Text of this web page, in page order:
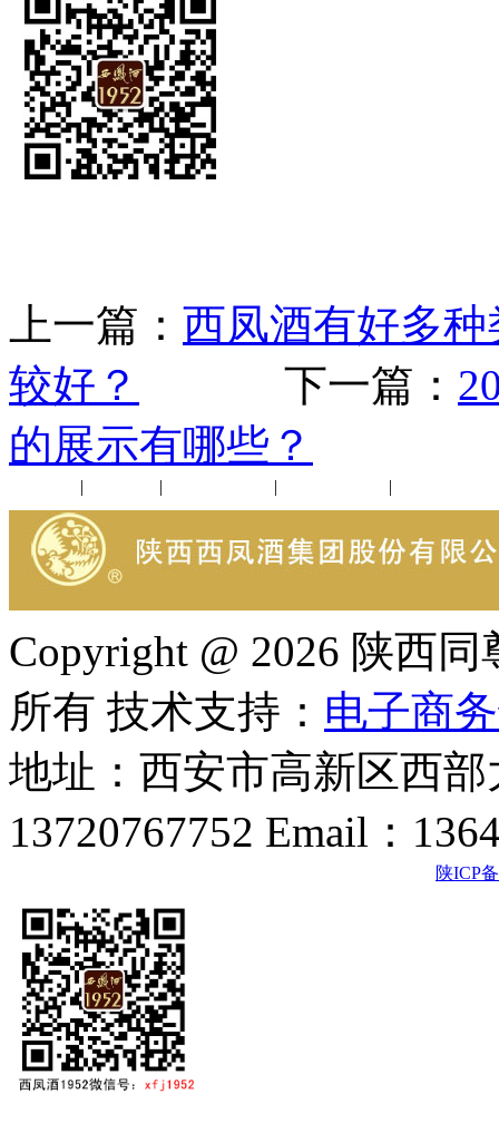
上一篇： 西凤酒有好多
较好？
下一篇：
的展示有哪些？
| | | |
Copyright @ 2026 陕西
所有 技术支持： 电子商
地址：西安市高新区西
13720767752 Email：
陕ICP